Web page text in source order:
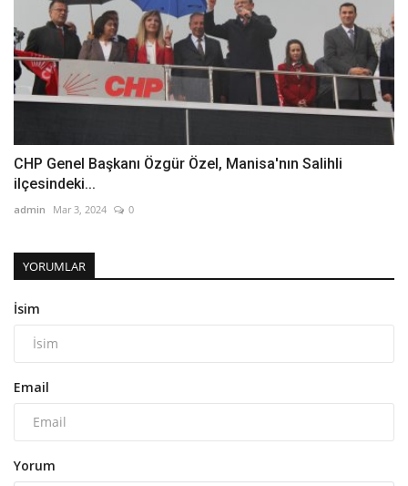
CHP Genel Başkanı Özgür Özel, Manisa'nın Salihli
ilçesindeki...
admin Mar 3, 2024 0
YORUMLAR
İsim
Email
Yorum